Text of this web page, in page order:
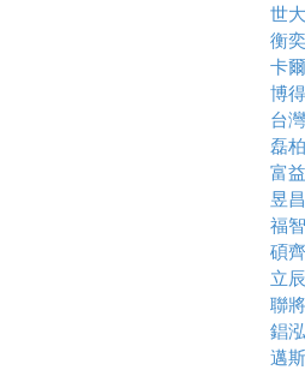
世
衡
卡
博
台
磊
富
昱
福
碩
立
聯
錩
邁